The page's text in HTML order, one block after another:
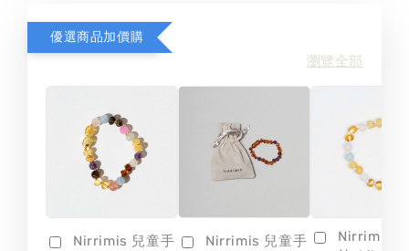
優選商品加價購
瀏覽全部
Nirrimis 兒童手 Nirrimis 兒童手
Nirrimis